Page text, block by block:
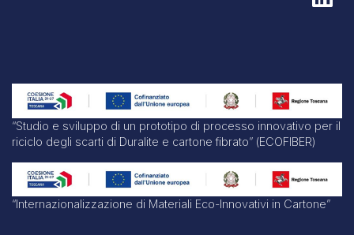
“Studio e sviluppo di un prototipo di processo innovativo per il
riciclo degli scarti di Duralite e cartone fibrato” (ECOFIBER)
“Internazionalizzazione di Materiali Eco-Innovativi in Cartone”